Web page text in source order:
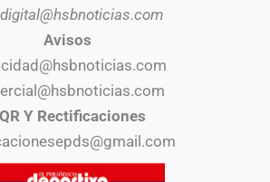
Avisos
Y Rectificaciones